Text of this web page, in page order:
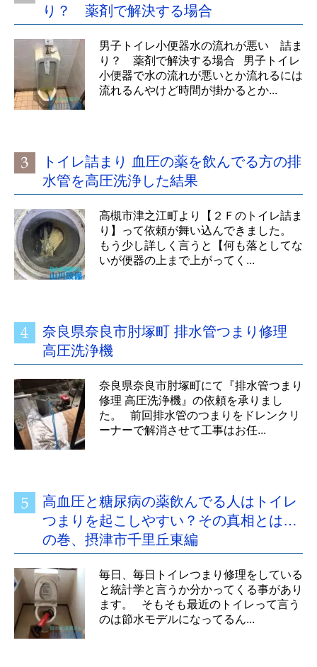
り？ 薬剤で解決する場合
男子トイレ小便器水の流れが悪い 詰ま
り？ 薬剤で解決する場合 男子トイレ
小便器で水の流れが悪いとか流れるには
流れるんやけど時間が掛かるとか...
トイレ詰まり 血圧の薬を飲んでる方の排
水管を高圧洗浄した結果
高槻市津之江町より【２Ｆのトイレ詰ま
り】って依頼が舞い込んできました。
もう少し詳しく言うと【何も落としてな
いが便器の上まで上がってく...
奈良県奈良市肘塚町 排水管つまり修理
高圧洗浄機
奈良県奈良市肘塚町にて『排水管つまり
修理 高圧洗浄機』の依頼を承りまし
た。 前回排水管のつまりをドレンクリ
ーナーで解消させて工事はお任...
高血圧と糖尿病の薬飲んでる人はトイレ
つまりを起こしやすい？その真相とは…
の巻、摂津市千里丘東編
毎日、毎日トイレつまり修理をしている
と統計学と言うか分かってくる事があり
ます。 そもそも最近のトイレって言う
のは節水モデルになってるん...